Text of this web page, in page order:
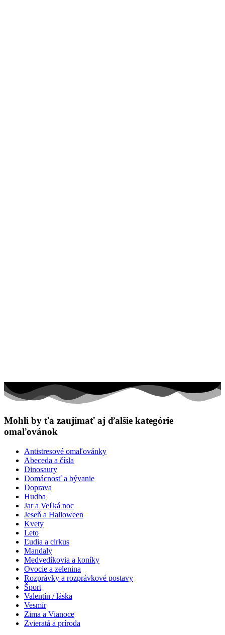
Mohli by ťa zaujímať aj ďalšie kategórie
omaľovánok
Antistresové omaľovánky
Abeceda a čísla
Dinosaury
Domácnosť a bývanie
Doprava
Hudba
Jar a Veľká noc
Jeseň a Halloween
Kvety
Leto
Ľudia a cirkus
Mandaly
Medvedíkovia a koníky
Ovocie a zelenina
Rozprávky a rozprávkové postavy
Šport
Valentín / láska
Vesmír
Zima a Vianoce
Zvieratá a príroda